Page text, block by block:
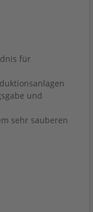
für
und
sehr sauberen